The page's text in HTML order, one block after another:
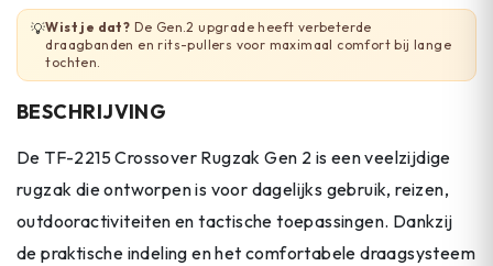
💡Wist je dat? De Gen.2 upgrade heeft verbeterde
draagbanden en rits-pullers voor maximaal comfort bij lange
tochten.
BESCHRIJVING
De TF-2215 Crossover Rugzak Gen 2 is een veelzijdige
rugzak die ontworpen is voor dagelijks gebruik, reizen,
outdooractiviteiten en tactische toepassingen. Dankzij
de praktische indeling en het comfortabele draagsysteem